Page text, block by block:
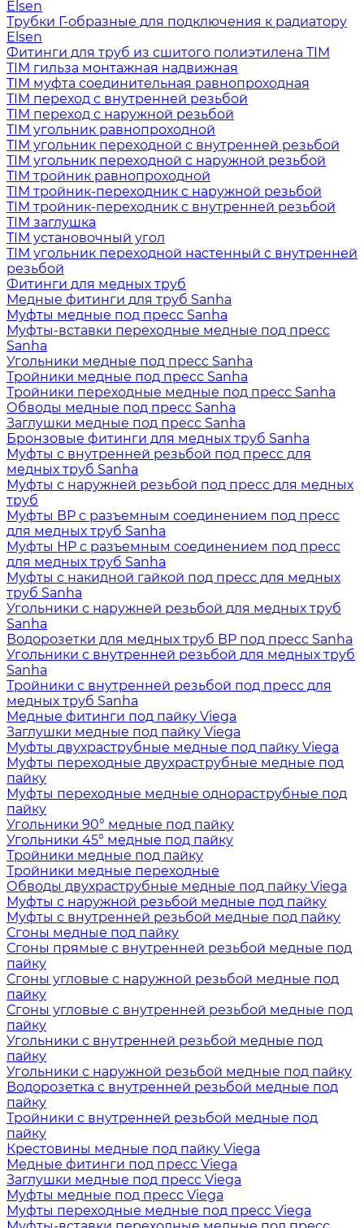
Elsen
Трубки Г-образные для подключения к радиатору
Elsen
Фитинги для труб из сшитого полиэтилена TIM
TIM гильза монтажная надвижная
TIM муфта соединительная равнопроходная
TIM переход с внутренней резьбой
TIM переход с наружной резьбой
TIM угольник равнопроходной
TIM угольник переходной с внутренней резьбой
TIM угольник переходной с наружной резьбой
TIM тройник равнопроходной
TIM тройник-переходник с наружной резьбой
TIM тройник-переходник с внутренней резьбой
TIM заглушка
TIM установочный угол
TIM угольник переходной настенный с внутренней
резьбой
Фитинги для медных труб
Медные фитинги для труб Sanha
Муфты медные под пресс Sanha
Муфты-вставки переходные медные под пресс
Sanha
Угольники медные под пресс Sanha
Тройники медные под пресс Sanha
Тройники переходные медные под пресс Sanha
Обводы медные под пресс Sanha
Заглушки медные под пресс Sanha
Бронзовые фитинги для медных труб Sanha
Муфты с внутренней резьбой под пресс для
медных труб Sanha
Муфты с наружней резьбой под пресс для медных
труб
Муфты ВР с разъемным соединением под пресс
для медных труб Sanha
Муфты НР с разъемным соединением под пресс
для медных труб Sanha
Муфты с накидной гайкой под пресс для медных
труб Sanha
Угольники с наружней резьбой для медных труб
Sanha
Водорозетки для медных труб ВР под пресс Sanha
Угольники с внутренней резьбой для медных труб
Sanha
Тройники с внутренней резьбой под пресс для
медных труб Sanha
Медные фитинги под пайку Viega
Заглушки медные под пайку Viega
Муфты двухраструбные медные под пайку Viega
Муфты переходные двухраструбные медные под
пайку
Муфты переходные медные однораструбные под
пайку
Угольники 90° медные под пайку
Угольники 45° медные под пайку
Тройники медные под пайку
Тройники медные переходные
Обводы двухраструбные медные под пайку Viega
Муфты с наружной резьбой медные под пайку
Муфты с внутренней резьбой медные под пайку
Сгоны медные под пайку
Сгоны прямые с внутренней резьбой медные под
пайку
Сгоны угловые с наружной резьбой медные под
пайку
Сгоны угловые с внутренней резьбой медные под
пайку
Угольники с внутренней резьбой медные под
пайку
Угольники с наружной резьбой медные под пайку
Водорозетка с внутренней резьбой медные под
пайку
Тройники с внутренней резьбой медные под
пайку
Крестовины медные под пайку Viega
Медные фитинги под пресс Viega
Заглушки медные под пресс Viega
Муфты медные под пресс Viega
Муфты переходные медные под пресс Viega